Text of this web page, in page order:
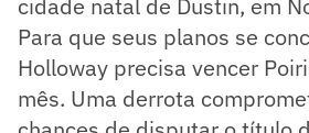
Para que seus planos se
Holloway precisa vencer
mês. Uma derrota